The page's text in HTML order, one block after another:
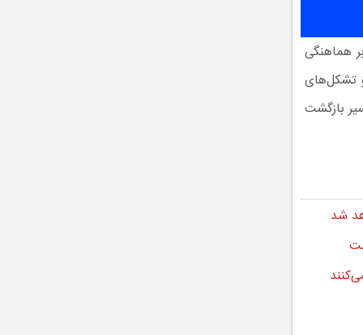
هماهنگی
تشکل‌های
بازگشت
شد